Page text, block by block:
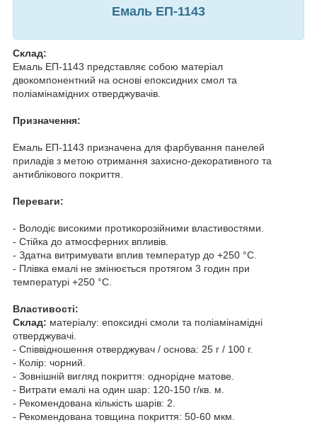
Емаль ЕП-1143
Склад:
Емаль ЕП-1143 представляє собою матеріал
двокомпонентний на основі епоксидних смол та
поліамінамідних отверджувачів.
Призначення:
Емаль ЕП-1143 призначена для фарбування панелей
приладів з метою отримання захисно-декоративного та
антиблікового покриття.
Переваги:
- Володіє високими протикорозійними властивостями.
- Стійка до атмосферних впливів.
- Здатна витримувати вплив температур до +250 °C.
- Плівка емалі не змінюється протягом 3 годин при
температурі +250 °C.
Властивості:
Склад: матеріалу: епоксидні смоли та поліамінамідні
отверджувачі.
- Співвідношення отверджувач / основа: 25 г / 100 г.
- Колір: чорний.
- Зовнішній вигляд покриття: однорідне матове.
- Витрати емалі на один шар: 120-150 г/кв. м.
- Рекомендована кількість шарів: 2.
- Рекомендована товщина покриття: 50-60 мкм.